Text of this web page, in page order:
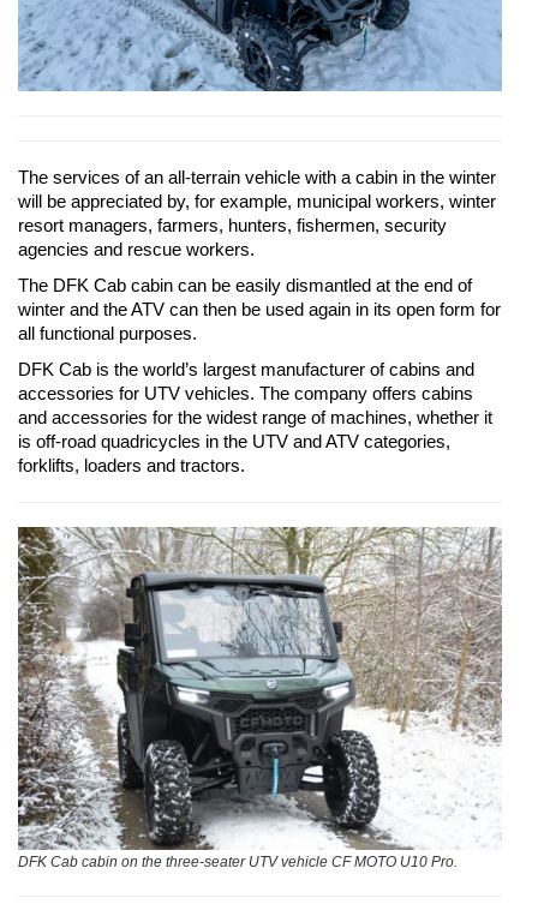
The services of an all-terrain vehicle with a cabin in the winter
will be appreciated by, for example, municipal workers, winter
resort managers, farmers, hunters, fishermen, security
agencies and rescue workers.
The DFK Cab cabin can be easily dismantled at the end of
winter and the ATV can then be used again in its open form for
all functional purposes.
DFK Cab is the world’s largest manufacturer of cabins and
accessories for UTV vehicles. The company offers cabins
and accessories for the widest range of machines, whether it
is off-road quadricycles in the UTV and ATV categories,
forklifts, loaders and tractors.
DFK Cab cabin on the three-seater UTV vehicle CF MOTO U10 Pro.